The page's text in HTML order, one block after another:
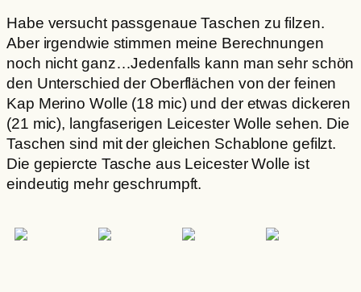
Habe versucht passgenaue Taschen zu filzen.
Aber irgendwie stimmen meine Berechnungen
noch nicht ganz…Jedenfalls kann man sehr schön
den Unterschied der Oberflächen von der feinen
Kap Merino Wolle (18 mic) und der etwas dickeren
(21 mic), langfaserigen Leicester Wolle sehen. Die
Taschen sind mit der gleichen Schablone gefilzt.
Die gepiercte Tasche aus Leicester Wolle ist
eindeutig mehr geschrumpft.